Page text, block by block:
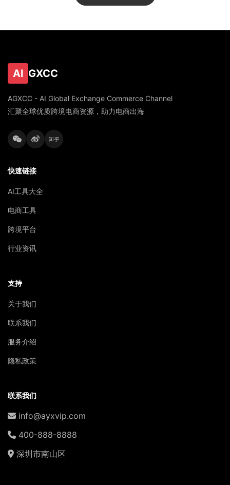
AI GXCC
AGXCC - AI Global Exchange Commerce Channel
汇聚全球优质跨境电商资源，助力电商出海
快速链接
AI工具大全
电商工具
跨境平台
行业资讯
支持
关于我们
联系我们
服务介绍
隐私政策
联系我们
info@ayxvip.com
400-888-8888
深圳市南山区